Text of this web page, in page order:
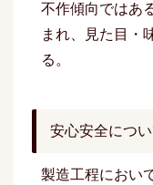
不作傾向ではあ
まれ、見た目・
る。
安心安全につ
製造工程におい